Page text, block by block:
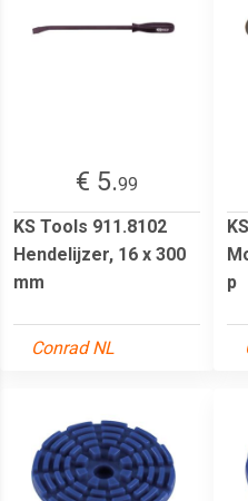
€ 5.99
KS Tools 911.8102
Hendelijzer, 16 x 300
mm
Conrad NL
p